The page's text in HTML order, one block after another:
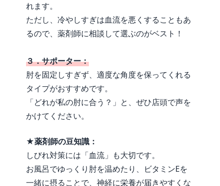
れます。
ただし、冷やしすぎは血流を悪くすることもあ
るので、薬剤師に相談して選ぶのがベスト！
３．サポーター：
肘を固定しすぎず、適度な角度を保ってくれる
タイプがおすすめです。
「どれが私の肘に合う？」と、ぜひ店頭で声を
かけてください。
★薬剤師の豆知識：
しびれ対策には「血流」も大切です。
お風呂でゆっくり肘を温めたり、ビタミンEを
一緒に摂ることで、神経に栄養が届きやすくな